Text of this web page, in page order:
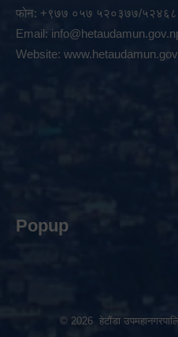
फोन: +९७७ ०५७ ५२०३७७/
Email:
Website:
Popup
© 2026 हेटौंडा